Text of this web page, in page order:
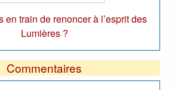
en train de renoncer à l’esprit des
Lumières ?
Commentaires